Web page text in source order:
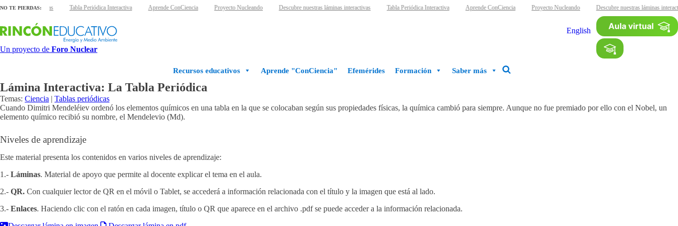
NO TE PIERDAS:
láminas interactivas Tabla Periódica Interactiva Aprende ConCiencia Proyecto Nucleando Descubre nuestras láminas interactivas Tabla Periódica Interactiva Aprende ConCiencia Proyecto Nucleando Descubre nuestras láminas
Un proyecto de Foro Nuclear
English
Recursos educativos Aprende "ConCiencia" Efemérides Formación Saber más
Lámina Interactiva: La Tabla Periódica
Temas: Ciencia | Tablas periódicas
Cuando Dimitri Mendeléiev ordenó los elementos químicos en una tabla en la que se colocaban según sus propiedades físicas, la química cambió para siempre. Aunque no fue premiado por ello con el Nobel, un
elemento químico recibió su nombre, el Mendelevio (Md).
Niveles de aprendizaje
Este material presenta los contenidos en varios niveles de aprendizaje:
1.- Láminas. Material de apoyo que permite al docente explicar el tema en el aula.
2.- QR. Con cualquier lector de QR en el móvil o Tablet, se accederá a información relacionada con el título y la imagen que está al lado.
3.- Enlaces. Haciendo clic con el ratón en cada imagen, título o QR que aparece en el archivo .pdf se puede acceder a la información relacionada.